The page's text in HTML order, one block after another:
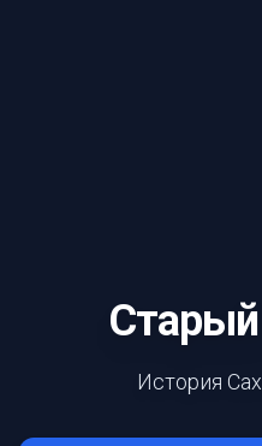
История